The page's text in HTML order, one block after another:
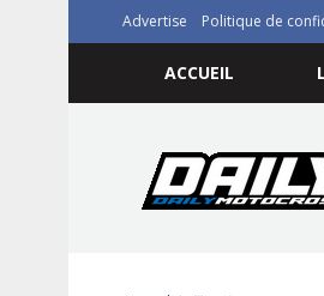
Advertise Politique de
ACCUEIL